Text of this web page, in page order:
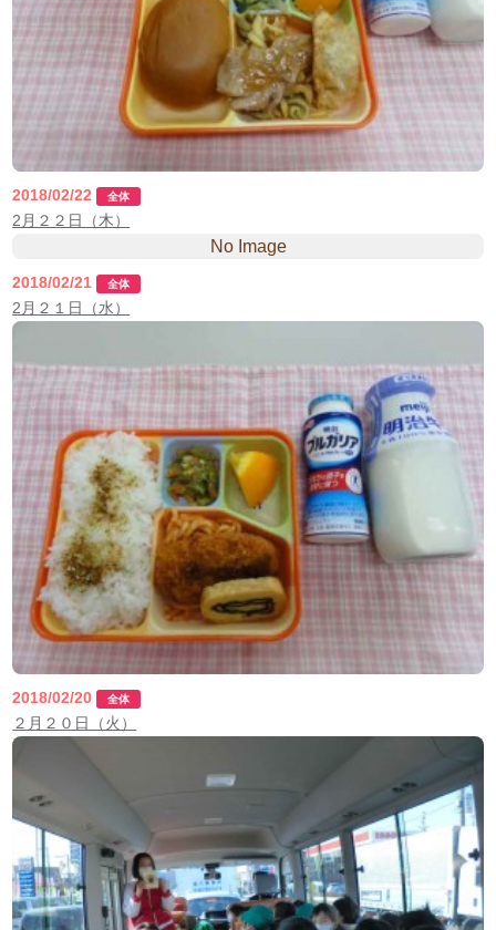
2018/02/22 全体
2月２２日（木）
No Image
2018/02/21 全体
2月２１日（水）
2018/02/20 全体
２月２０日（火）